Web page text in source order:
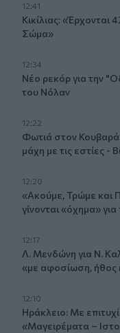
12:41
Κικίλιας: «Έρχονται
Σώμα»
12:34
Νέο ρεκόρ για την
του Νόλαν
12:22
Φωτιά στον Κουβαρά:
μάχη με τις εστίες -
12:20
«Ακούμε, Τρώμε και
γίνονται «όχημα»
12:17
Λ. Μενδώνη για Ν.
«με αφοσίωση, ήθος
12:10
Ηράκλειο: Με
«Μαγειρέματα –